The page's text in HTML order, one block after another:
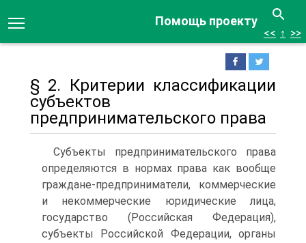
Помощь проекту
<< ↑ >>
§ 2. Критерии классификации
субъектов
предпринимательского права
Субъекты предпринимательского права
определяются в нормах права как вообще
граждане-предприниматели, коммерческие
и некоммерческие юридические лица,
государство (Российская Федерация),
субъекты Российской Федерации, органы